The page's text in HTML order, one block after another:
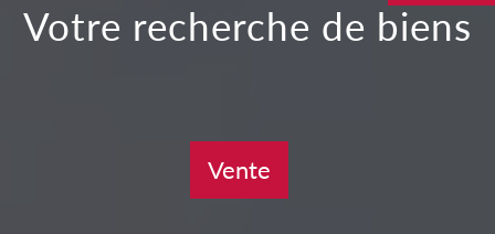
votre recherche de biens
Vente